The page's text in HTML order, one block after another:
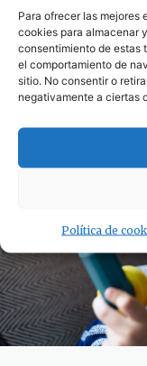
Para ofrecer las mejores
cookies para almacenar
consentimiento de estas
el comportamiento de
sitio. No consentir o
negativamente a ciertas
Política de
El Área Campo
mejorar la
de pacientes
13 de septiembre de 2024